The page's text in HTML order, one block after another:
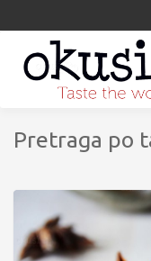
Pretraga po